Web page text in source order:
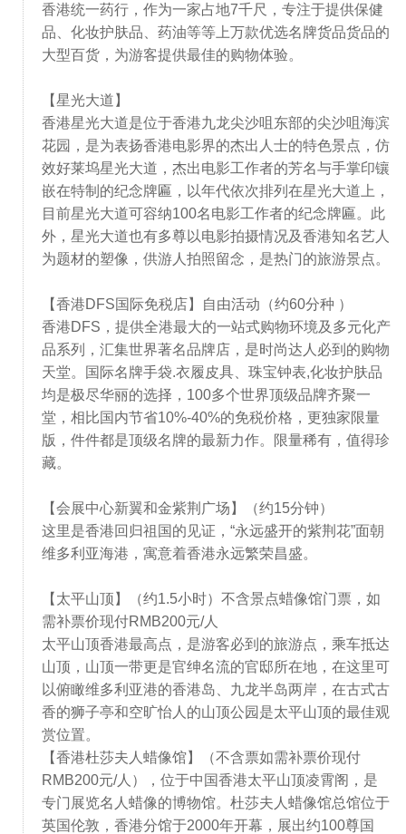
香港统一药行，作为一家占地7千尺，专注于提供保健
品、化妆护肤品、药油等等上万款优选名牌货品货品的
大型百货，为游客提供最佳的购物体验。
【星光大道】
香港星光大道是位于香港九龙尖沙咀东部的尖沙咀海滨
花园，是为表扬香港电影界的杰出人士的特色景点，仿
效好莱坞星光大道，杰出电影工作者的芳名与手掌印镶
嵌在特制的纪念牌匾，以年代依次排列在星光大道上，
目前星光大道可容纳100名电影工作者的纪念牌匾。此
外，星光大道也有多尊以电影拍摄情况及香港知名艺人
为题材的塑像，供游人拍照留念，是热门的旅游景点。
【香港DFS国际免税店】自由活动（约60分种 ）
香港DFS，提供全港最大的一站式购物环境及多元化产
品系列，汇集世界著名品牌店，是时尚达人必到的购物
天堂。国际名牌手袋.衣履皮具、珠宝钟表,化妆护肤品
均是极尽华丽的选择，100多个世界顶级品牌齐聚一
堂，相比国内节省10%-40%的免税价格，更独家限量
版，件件都是顶级名牌的最新力作。限量稀有，值得珍
藏。
【会展中心新翼和金紫荆广场】（约15分钟）
这里是香港回归祖国的见证，“永远盛开的紫荆花”面朝
维多利亚海港，寓意着香港永远繁荣昌盛。
【太平山顶】（约1.5小时）不含景点蜡像馆门票，如
需补票价现付RMB200元/人
太平山顶香港最高点，是游客必到的旅游点，乘车抵达
山顶，山顶一带更是官绅名流的官邸所在地，在这里可
以俯瞰维多利亚港的香港岛、九龙半岛两岸，在古式古
香的狮子亭和空旷怡人的山顶公园是太平山顶的最佳观
赏位置。
【香港杜莎夫人蜡像馆】（不含票如需补票价现付
RMB200元/人），位于中国香港太平山顶凌霄阁，是
专门展览名人蜡像的博物馆。杜莎夫人蜡像馆总馆位于
英国伦敦，香港分馆于2000年开幕，展出约100尊国